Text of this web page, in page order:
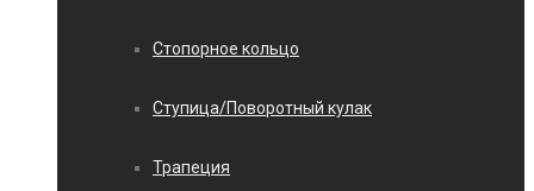
Стопорное кольцо
Ступица/Поворотный кулак
Трапеция